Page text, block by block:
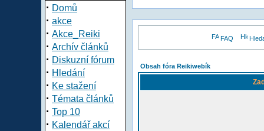
· Domů
· akce
· Akce_Reiki
· Archív článků
· Diskuzní fórum
· Hledání
· Ke stažení
· Témata článků
· Top 10
· Kalendář akcí
FAQ
Obsah fóra Reikiwebík